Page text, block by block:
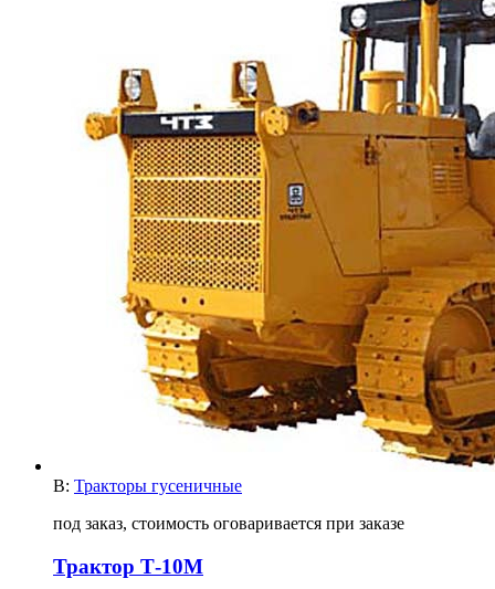
В: Тракторы гусеничные
под заказ, стоимость оговаривается при заказе
Трактор Т-10М